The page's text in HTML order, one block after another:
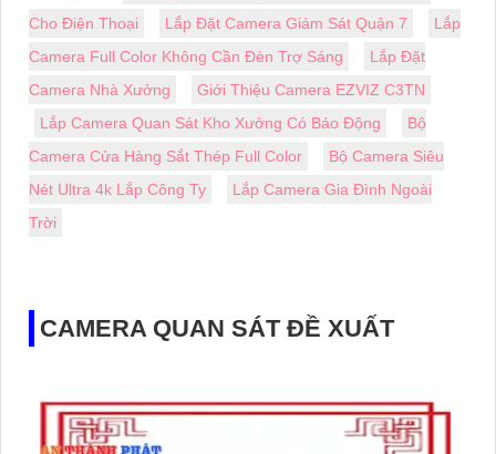
Cho Điện Thoại
Lắp Đặt Camera Giám Sát Quận 7
Lắp
Camera Full Color Không Cần Đèn Trợ Sáng
Lắp Đặt
Camera Nhà Xưởng
Giới Thiệu Camera EZVIZ C3TN
Lắp Camera Quan Sát Kho Xưởng Có Báo Động
Bộ
Camera Cửa Hàng Sắt Thép Full Color
Bộ Camera Siêu
Nét Ultra 4k Lắp Công Ty
Lắp Camera Gia Đình Ngoài
Trời
CAMERA QUAN SÁT ĐỀ XUẤT